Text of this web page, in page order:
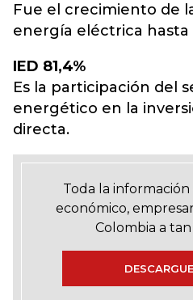
Fue el crecimiento de
energía eléctrica
IED 81,4%
Es la participación del
energético en la
directa.
Toda la
económico,
Colombia a